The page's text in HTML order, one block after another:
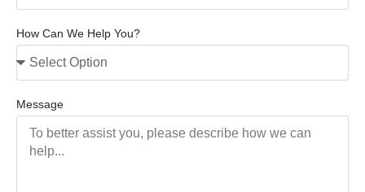
How Can We Help You?
Message